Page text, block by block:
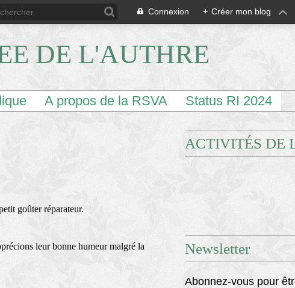
Connexion + Créer mon blog
DE L'AUTHRE
A propos de la RSVA Status RI 2024
goûter réparateur.
leur bonne humeur malgré la
ACTIVITÉS DE
Newsletter
Abonnez-vous pour